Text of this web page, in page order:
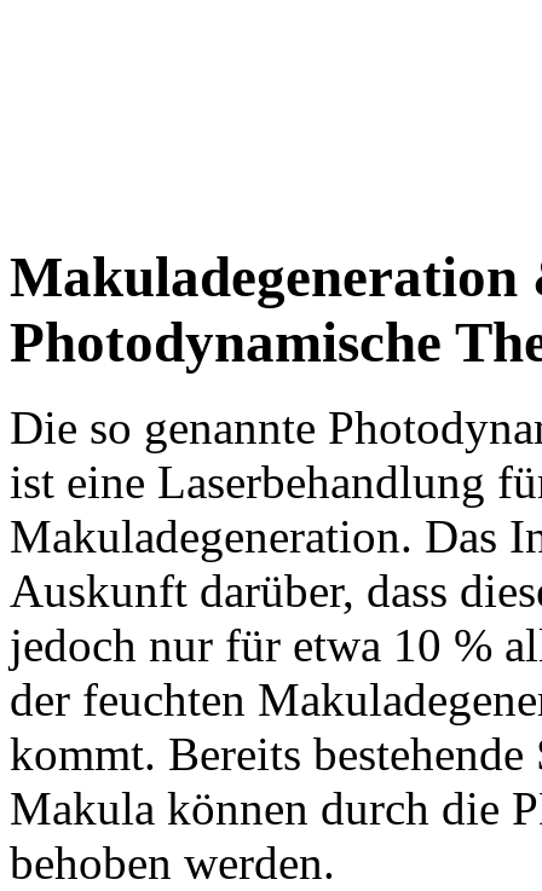
Makuladegeneration
Photodynamische
Die so genannte
ist eine Laserbehandlung
Makuladegeneration. Das
Auskunft darüber, dass
jedoch nur für etwa 10 %
der feuchten
kommt. Bereits bestehende
Makula können durch die
behoben werden.